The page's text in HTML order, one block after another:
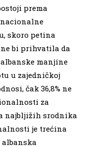
prema
skoro petina
bi prihvatila da
manjine
u zajedničkoj
čak 36,8% ne
za
najbljižih srodnika
je trećina